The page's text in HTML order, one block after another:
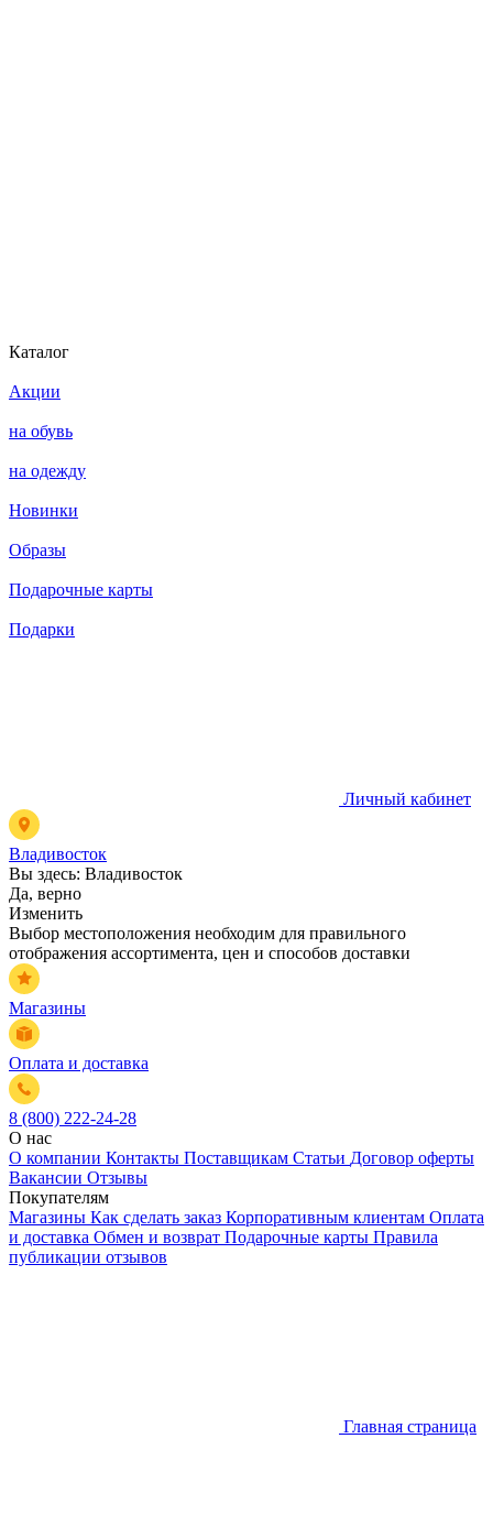
Каталог
Акции
на обувь
на одежду
Новинки
Образы
Подарочные карты
Подарки
Личный кабинет
Владивосток
Вы здесь: Владивосток
Да, верно
Изменить
Выбор местоположения необходим для правильного
отображения ассортимента, цен и способов доставки
Магазины
Оплата и доставка
8 (800) 222-24-28
О нас
О компании Контакты Поставщикам Статьи Договор оферты
Вакансии Отзывы
Покупателям
Магазины Как сделать заказ Корпоративным клиентам Оплата
и доставка Обмен и возврат Подарочные карты Правила
публикации отзывов
Главная страница